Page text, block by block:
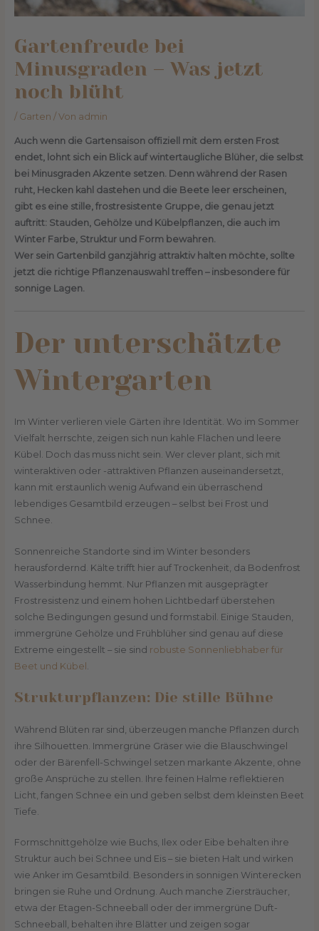
Gartenfreude bei
Minusgraden – Was jetzt
noch blüht
/ Garten / Von admin
Auch wenn die Gartensaison offiziell mit dem ersten Frost
endet, lohnt sich ein Blick auf wintertaugliche Blüher, die selbst
bei Minusgraden Akzente setzen. Denn während der Rasen
ruht, Hecken kahl dastehen und die Beete leer erscheinen,
gibt es eine stille, frostresistente Gruppe, die genau jetzt
auftritt: Stauden, Gehölze und Kübelpflanzen, die auch im
Winter Farbe, Struktur und Form bewahren.
Wer sein Gartenbild ganzjährig attraktiv halten möchte, sollte
jetzt die richtige Pflanzenauswahl treffen – insbesondere für
sonnige Lagen.
Der unterschätzte
Wintergarten
Im Winter verlieren viele Gärten ihre Identität. Wo im Sommer
Vielfalt herrschte, zeigen sich nun kahle Flächen und leere
Kübel. Doch das muss nicht sein. Wer clever plant, sich mit
winteraktiven oder -attraktiven Pflanzen auseinandersetzt,
kann mit erstaunlich wenig Aufwand ein überraschend
lebendiges Gesamtbild erzeugen – selbst bei Frost und
Schnee.
Sonnenreiche Standorte sind im Winter besonders
herausfordernd. Kälte trifft hier auf Trockenheit, da Bodenfrost
Wasserbindung hemmt. Nur Pflanzen mit ausgeprägter
Frostresistenz und einem hohen Lichtbedarf überstehen
solche Bedingungen gesund und formstabil. Einige Stauden,
immergrüne Gehölze und Frühblüher sind genau auf diese
Extreme eingestellt – sie sind robuste Sonnenliebhaber für
Beet und Kübel
Strukturpflanzen: Die stille Bühne
Während Blüten rar sind, überzeugen manche Pflanzen durch
ihre Silhouetten. Immergrüne Gräser wie die Blauschwingel
oder der Bärenfell-Schwingel setzen markante Akzente, ohne
große Ansprüche zu stellen. Ihre feinen Halme reflektieren
Licht, fangen Schnee ein und geben selbst dem kleinsten Beet
Tiefe.
Formschnittgehölze wie Buchs, Ilex oder Eibe behalten ihre
Struktur auch bei Schnee und Eis – sie bieten Halt und wirken
wie Anker im Gesamtbild. Besonders in sonnigen Winterecken
bringen sie Ruhe und Ordnung. Auch manche Ziersträucher,
etwa der Etagen-Schneeball oder der immergrüne Duft-
Schneeball, behalten ihre Blätter und zeigen sogar